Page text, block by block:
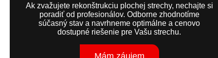
Ak zvažujete rekonštrukciu plochej strechy, nechajte si
poradiť od profesionálov. Odborne zhodnotíme
súčasný stav a navrhneme optimálne a cenovo
dostupné riešenie pre Vašu strechu.